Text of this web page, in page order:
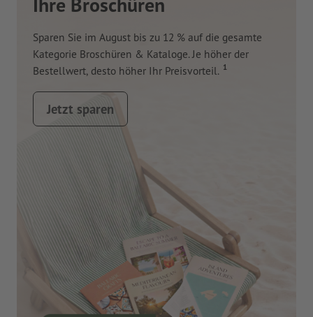
Sparen Sie im August bis zu 12 % auf die gesamte
Kategorie Broschüren & Kataloge. Je höher der
Bestellwert, desto höher Ihr Preisvorteil. 1
Jetzt sparen